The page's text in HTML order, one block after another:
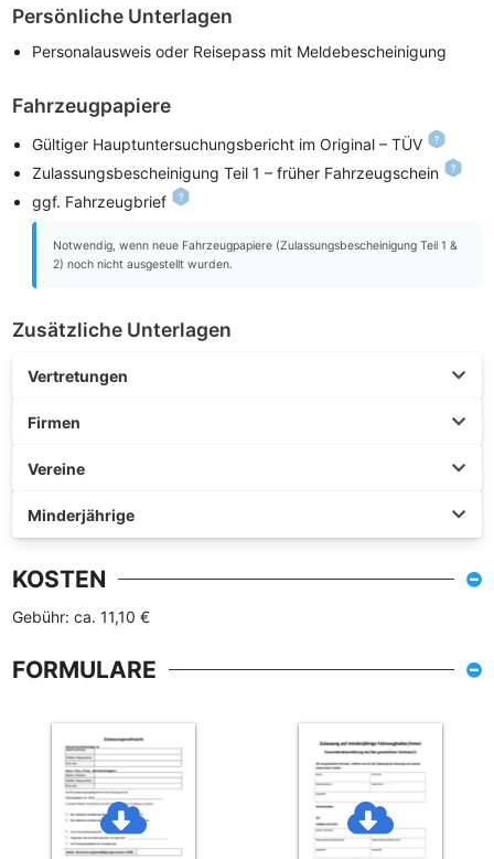
Persönliche Unterlagen
Personalausweis oder Reisepass mit Meldebescheinigung
Fahrzeugpapiere
Gültiger Hauptuntersuchungsbericht im Original – TÜV
Zulassungsbescheinigung Teil 1 – früher Fahrzeugschein
ggf. Fahrzeugbrief
Notwendig, wenn neue Fahrzeugpapiere (Zulassungsbescheinigung Teil 1 &
2) noch nicht ausgestellt wurden.
Zusätzliche Unterlagen
Vertretungen
Firmen
Vereine
Minderjährige
KOSTEN
Gebühr: ca. 11,10 €
FORMULARE